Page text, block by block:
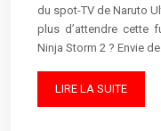
du spot-TV de Naruto
plus d’attendre cette
Ninja Storm 2 ? Envie
LIRE LA SUITE